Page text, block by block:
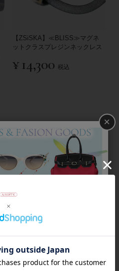
【ZSiSKA】≪BLISS≫マグネ
ットクラスプレジンネックレス
¥ 14,300 税込
【ZSiSKA】≪RHAPSODY≫レ
ジンフリーレングスネックレス
¥17,600 税込
×